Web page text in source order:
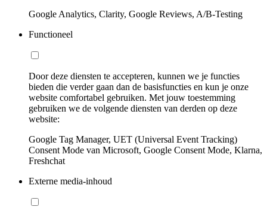
Google Analytics, Clarity, Google Reviews, A/B-Testing
Functioneel
Door deze diensten te accepteren, kunnen we je functies
bieden die verder gaan dan de basisfuncties en kun je onze
website comfortabel gebruiken. Met jouw toestemming
gebruiken we de volgende diensten van derden op deze
website:
Google Tag Manager, UET (Universal Event Tracking)
Consent Mode van Microsoft, Google Consent Mode, Klarna,
Freshchat
Externe media-inhoud